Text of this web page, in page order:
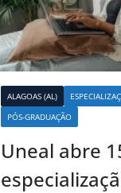
ALAGOAS (AL)
PÓS-GRADUAÇÃO
Uneal abre